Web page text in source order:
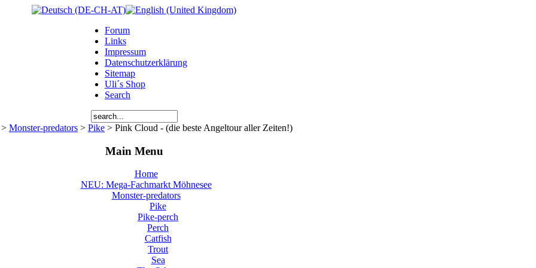
Forum
Links
Impressum
Datenschutzerklärung
Sitemap
Uli´s Shop
Search
Monster-predators > Pike > Pink Cloud - (die beste Angeltour aller Zeiten!)
Main Menu
Home
NEU: Mega-Fachmarkt Möhnesee
Monster-predators
Pike
Pike-perch
Perch
Catfish
Trout
Sea